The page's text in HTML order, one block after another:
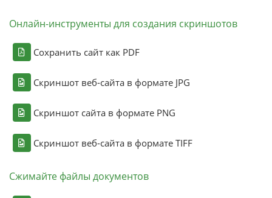
Онлайн-инструменты для создания скриншотов
Сохранить сайт как PDF
Скриншот веб-сайта в формате JPG
Скриншот сайта в формате PNG
Скриншот веб-сайта в формате TIFF
Сжимайте файлы документов